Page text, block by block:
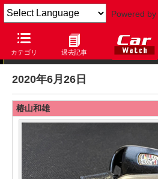
Powered by
カテゴリ 過去記事
編集後記
2020年6月26日
椿山和雄